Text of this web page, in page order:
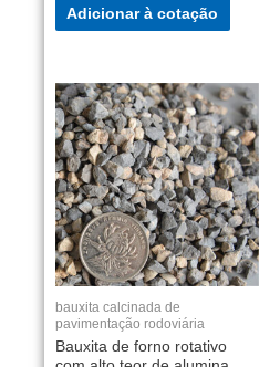
Adicionar à cotação
bauxita calcinada de
pavimentação rodoviária
Bauxita de forno rotativo